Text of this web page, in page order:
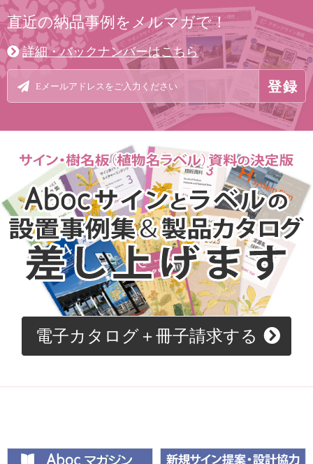
直近の納品事例をメルマガで！
詳細・バックナンバーはこちら
電子カタログ＋冊子請求する